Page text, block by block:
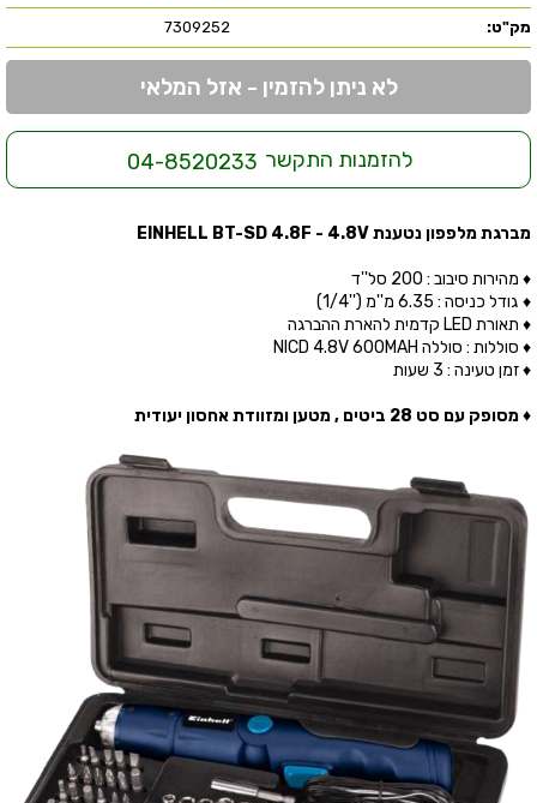
מק"ט: 7309252
לא ניתן להזמין - אזל המלאי
להזמנות התקשר 04-8520233
מברגת מלפפון נטענת EINHELL BT-SD 4.8F - 4.8V
♦ מהירות סיבוב : 200 סל''ד
♦ גודל כניסה : 6.35 מ''מ (''1/4)
♦ תאורת LED קדמית להארת ההברגה
♦ סוללות : סוללה NICD 4.8V 600MAH
♦ זמן טעינה : 3 שעות
♦ מסופק עם סט 28 ביטים , מטען ומזוודת אחסון יעודית